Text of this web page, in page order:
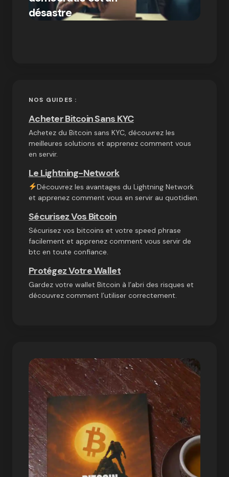
désastre
par Ines Aissani
on 03/10/2024
NOS GUIDES :
Acheter Bitcoin Sans KYC
Achetez du Bitcoin sans KYC, découvrez les
meilleures solutions et apprenez comment vous
en servir.
Le Lightning-Network
Découvrez les avantages du Lightning Network
et apprenez comment vous en servir au quotidien.
Sécurisez Vos Bitcoin
Sécurisez vos bitcoins et votre speed phrase
facilement et apprenez comment vous servir de
btc en toute confiance.
Protégez Votre Wallet
Gardez votre wallet Bitcoin à l’abri des risques et
découvrez comment l’utiliser correctement.